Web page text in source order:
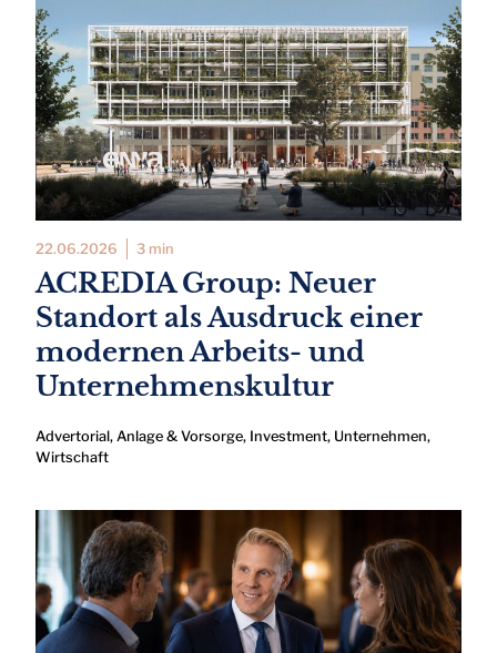
22.06.2026 3 min
ACREDIA Group: Neuer
Standort als Ausdruck einer
modernen Arbeits- und
Unternehmenskultur
Advertorial, Anlage & Vorsorge, Investment, Unternehmen,
Wirtschaft